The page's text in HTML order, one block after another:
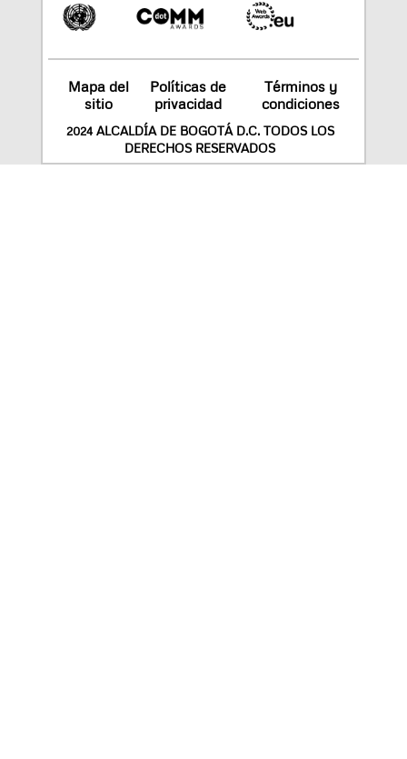
Mapa del
sitio
Políticas de
privacidad
Términos y
condiciones
2024 ALCALDÍA DE BOGOTÁ D.C. TODOS LOS
DERECHOS RESERVADOS